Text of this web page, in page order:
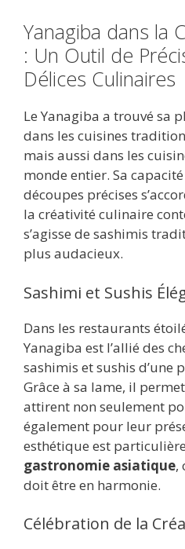
Yanagiba dans la
: Un Outil de
Délices Culinaires
Le Yanagiba a trouvé sa
dans les cuisines
mais aussi dans les
monde entier. Sa
découpes précises
la créativité culinaire
s’agisse de sashimis
plus audacieux.
Sashimi et Sushis
Dans les restaurants
Yanagiba est l’allié des
sashimis et sushis d’une
Grâce à sa lame, il
attirent non seulement
également pour leur
esthétique est
gastronomie asiatique,
doit être en harmonie.
Célébration de la